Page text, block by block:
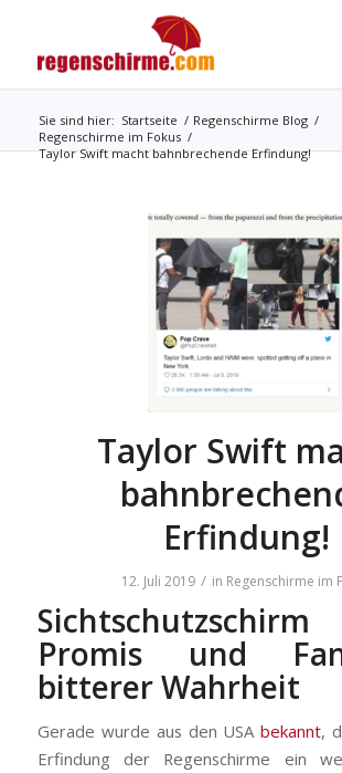
Sie sind hier: Startseite / Regenschirme Blog /
Regenschirme im Fokus /
Taylor Swift macht bahnbrechende Erfindung!
Taylor Swift
Erfindung!
12. Juli 2019 / in Regenschirme im
Sichtschutzschirm
Promis und
bitterer Wahrheit
Gerade wurde aus den USAbekannt,
Erfindung der Regenschirme ein